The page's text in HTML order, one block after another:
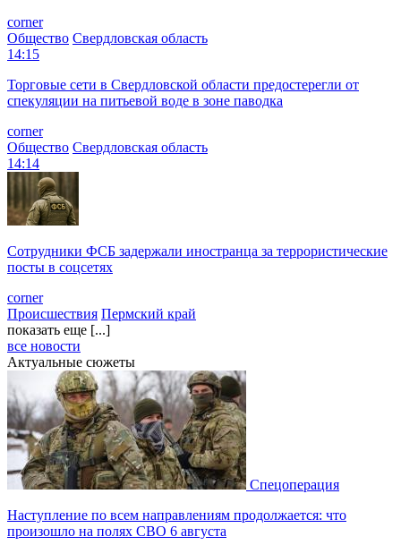
corner
Общество Свердловская область
14:15
Торговые сети в Свердловской области предостерегли от
спекуляции на питьевой воде в зоне паводка
corner
Общество Свердловская область
14:14
Сотрудники ФСБ задержали иностранца за террористические
посты в соцсетях
corner
Происшествия Пермский край
показать еще [...]
все новости
Актуальные сюжеты
Спецоперация
Наступление по всем направлениям продолжается: что
произошло на полях СВО 6 августа